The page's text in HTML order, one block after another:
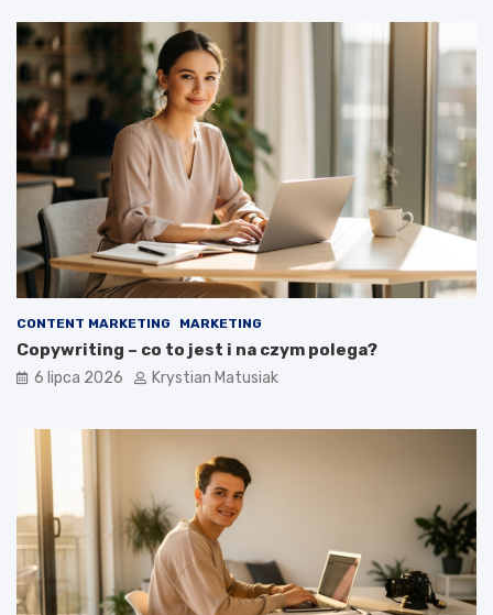
CONTENT MARKETING MARKETING
Copywriting – co to jest i na czym polega?
6 lipca 2026 Krystian Matusiak